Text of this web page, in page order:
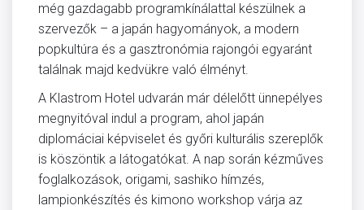
még gazdagabb programkínálattal készülnek a
szervezők – a japán hagyományok, a modern
popkultúra és a gasztronómia rajongói egyaránt
találnak majd kedvükre való élményt.
A Klastrom Hotel udvarán már délelőtt ünnepélyes
megnyitóval indul a program, ahol japán
diplomáciai képviselet és győri kulturális szereplők
is köszöntik a látogatókat. A nap során kézműves
foglalkozások, origami, sashiko hímzés,
lampionkészítés és kimono workshop várja az